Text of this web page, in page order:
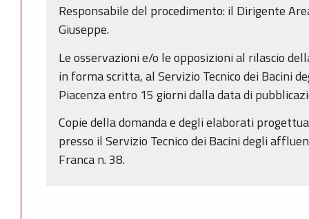
Responsabile del procedimento: il Dirigente
Giuseppe.
Le osservazioni e/o le opposizioni al rilascio
in forma scritta, al Servizio Tecnico dei Bacini
Piacenza entro 15 giorni dalla data di
Copie della domanda e degli elaborati
presso il Servizio Tecnico dei Bacini degli
Franca n. 38.